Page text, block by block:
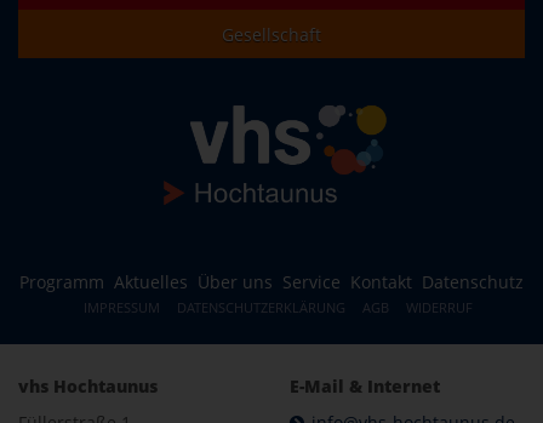
Gesellschaft
Programm Aktuelles Über uns Service Kontakt Datenschutz
IMPRESSUM DATENSCHUTZERKLÄRUNG AGB WIDERRUF
vhs Hochtaunus
E-Mail & Internet